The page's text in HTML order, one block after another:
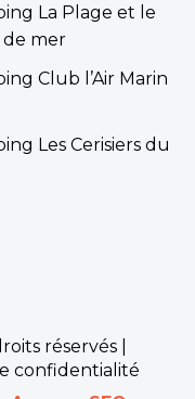
La Plage et le
mer
Club l’Air Marin
Les Cerisiers du
réservés |
confidentialité